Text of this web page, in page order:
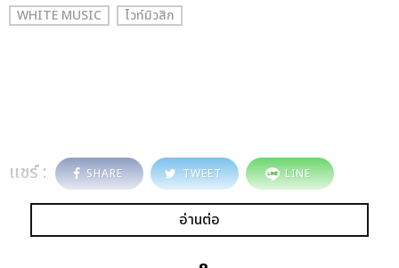
WHITE MUSIC
ไวท์มิวสิก
แชร์ : SHARE TWEET LINE
อ่านต่อ